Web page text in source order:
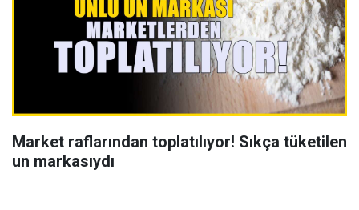
Market raflarından toplatılıyor! Sıkça tüketilen
un markasıydı